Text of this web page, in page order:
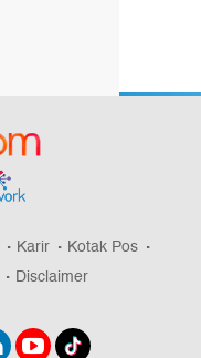
Karir
Kotak Pos
Disclaimer